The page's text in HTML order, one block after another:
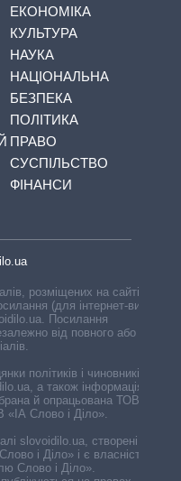
ЕКОНОМІКА
КУЛЬТУРА
НАУКА
НАЦІОНАЛЬНА
БЕЗПЕКА
ПОЛІТИКА
ПРАВО
СУСПІЛЬСТВО
ФІНАНСИ
розміщених на сайті,
(для інтернет-видань
Посилання
від повного або
політиків і чиновників,
а також інформація про
й опрацьована ТОВ «ІА
«ІА Слово і Діло».
slovoidilo.ua, створені ГО
і Діло» і є власністю
Слово і Діло».